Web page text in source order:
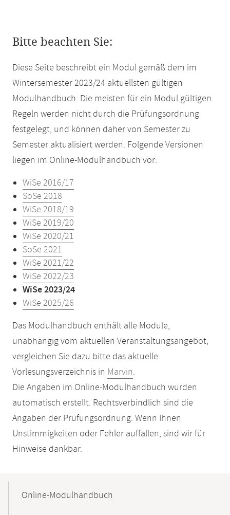
Bitte beachten Sie:
Diese Seite beschreibt ein Modul gemäß dem im
Wintersemester 2023/24 aktuellsten gültigen
Modulhandbuch. Die meisten für ein Modul gültigen
Regeln werden nicht durch die Prüfungsordnung
festgelegt, und können daher von Semester zu
Semester aktualisiert werden. Folgende Versionen
liegen im Online-Modulhandbuch vor:
WiSe 2016/17
SoSe 2018
WiSe 2018/19
WiSe 2019/20
WiSe 2020/21
SoSe 2021
WiSe 2021/22
WiSe 2022/23
WiSe 2023/24
WiSe 2025/26
Das Modulhandbuch enthält alle Module,
unabhängig vom aktuellen Veranstaltungsangebot,
vergleichen Sie dazu bitte das aktuelle
Vorlesungsverzeichnis in Marvin.
Die Angaben im Online-Modulhandbuch wurden
automatisch erstellt. Rechtsverbindlich sind die
Angaben der Prüfungsordnung. Wenn Ihnen
Unstimmigkeiten oder Fehler auffallen, sind wir für
Hinweise dankbar.
NavigationOnline-Modulhandbuch